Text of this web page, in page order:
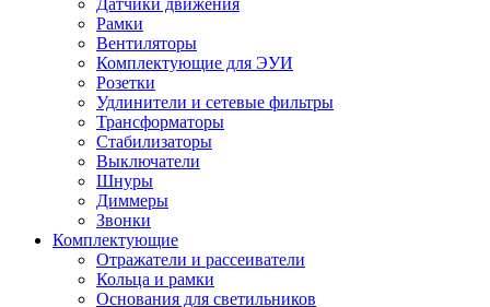
Датчики движения
Рамки
Вентиляторы
Комплектующие для ЭУИ
Розетки
Удлинители и сетевые фильтры
Трансформаторы
Стабилизаторы
Выключатели
Шнуры
Диммеры
Звонки
Комплектующие
Отражатели и рассеиватели
Кольца и рамки
Основания для светильников